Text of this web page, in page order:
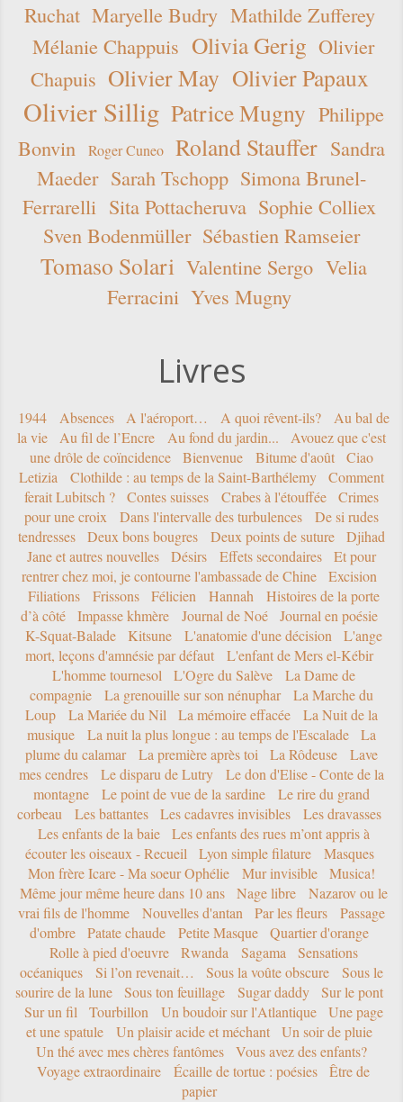
Ruchat Maryelle Budry Mathilde Zufferey
Mélanie Chappuis Olivia Gerig Olivier
Chapuis Olivier May Olivier Papaux
Olivier Sillig Patrice Mugny Philippe
Bonvin
Roger Cuneo Roland Stauffer Sandra
Maeder Sarah Tschopp Simona Brunel-
Ferrarelli Sita Pottacheruva Sophie Colliex
Sven Bodenmüller Sébastien Ramseier
Tomaso Solari Valentine Sergo Velia
Ferracini Yves Mugny
Livres
1944 Absences A l'aéroport… A quoi rêvent-ils?
Au bal de
la vie
Au fil de l’Encre Au fond du jardin...
Avouez que c'est
une drôle de coïncidence
Bienvenue Bitume d'août
Ciao
Letizia
Clothilde : au temps de la Saint-Barthélemy
Comment
ferait Lubitsch ?
Contes suisses Crabes à l'étouffée
Crimes
pour une croix
Dans l'intervalle des turbulences
De si rudes
tendresses
Deux bons bougres Deux points de suture
Djihad
Jane et autres nouvelles
Désirs Effets secondaires
Et pour
rentrer chez moi, je contourne l'ambassade de Chine
Excision
Filiations
Frissons Félicien Hannah
Histoires de la porte
d’à côté
Impasse khmère Journal de Noé
Journal en poésie
K-Squat-Balade
Kitsune L'anatomie d'une décision
L'ange
mort, leçons d'amnésie par défaut
L'enfant de Mers el-Kébir
L'homme tournesol
L'Ogre du Salève
La Dame de
compagnie
La grenouille sur son nénuphar
La Marche du
Loup
La Mariée du Nil La mémoire effacée
La Nuit de la
musique
La nuit la plus longue : au temps de l'Escalade
La
plume du calamar
La première après toi La Rôdeuse
Lave
mes cendres
Le disparu de Lutry
Le don d'Elise - Conte de la
montagne
Le point de vue de la sardine
Le rire du grand
corbeau
Les battantes Les cadavres invisibles
Les dravasses
Les enfants de la baie
Les enfants des rues m’ont appris à
écouter les oiseaux - Recueil
Lyon simple filature
Masques
Mon frère Icare - Ma soeur Ophélie
Mur invisible
Musica!
Même jour même heure dans 10 ans
Nage libre
Nazarov ou le
vrai fils de l'homme
Nouvelles d'antan Par les fleurs
Passage
d'ombre
Patate chaude Petite Masque
Quartier d'orange
Rolle à pied d'oeuvre
Rwanda Sagama
Sensations
océaniques
Si l’on revenait… Sous la voûte obscure
Sous le
sourire de la lune
Sous ton feuillage Sugar daddy
Sur le pont
Sur un fil
Tourbillon Un boudoir sur l'Atlantique
Une page
et une spatule
Un plaisir acide et méchant
Un soir de pluie
Un thé avec mes chères fantômes
Vous avez des enfants?
Voyage extraordinaire
Écaille de tortue : poésies
Être de
papier